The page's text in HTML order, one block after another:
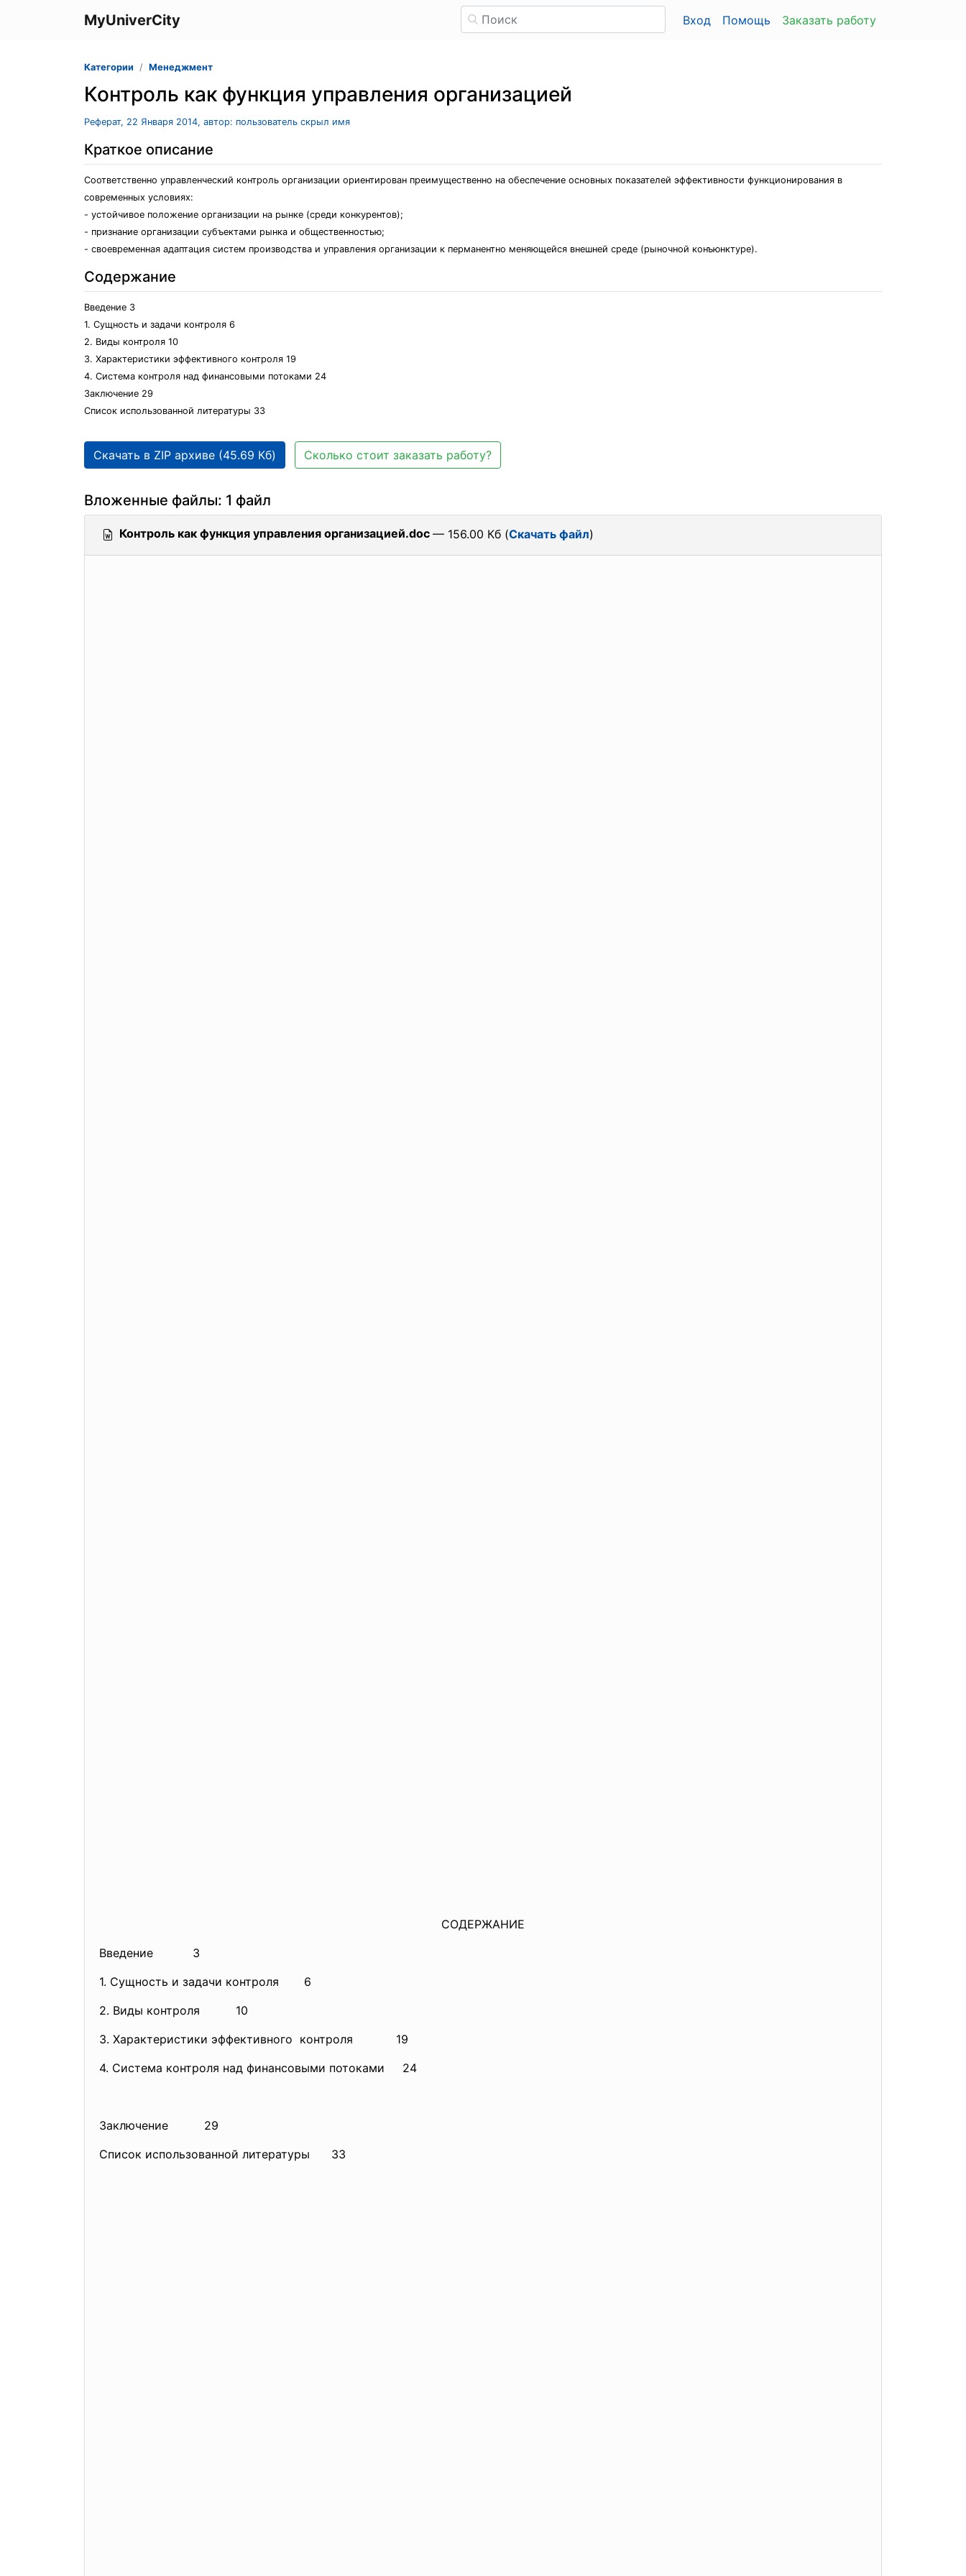
MyUniverCity Вход Помощь Заказать работу
Категории Менеджмент
Контроль как функция управления организацией
Реферат, 22 Января 2014, автор: пользователь скрыл имя
Краткое описание
Соответственно управленческий контроль организации ориентирован преимущественно на обеспечение основных показателей эффективности функционирования в
современных условиях:
- устойчивое положение организации на рынке (среди конкурентов);
- признание организации субъектами рынка и общественностью;
- своевременная адаптация систем производства и управления организации к перманентно меняющейся внешней среде (рыночной конъюнктуре).
Содержание
Введение 3
1. Сущность и задачи контроля 6
2. Виды контроля 10
3. Характеристики эффективного контроля 19
4. Система контроля над финансовыми потоками 24
Заключение 29
Список использованной литературы 33
Скачать в ZIP архиве (45.69 Кб) Сколько стоит заказать работу?
Вложенные файлы: 1 файл
Контроль как функция управления организацией.doc — 156.00 Кб (Скачать файл)
СОДЕРЖАНИЕ
Введение 3
1. Сущность и задачи контроля 6
2. Виды контроля 10
3. Характеристики эффективного контроля 19
4. Система контроля над финансовыми потоками 24
Заключение 29
Список использованной литературы 33